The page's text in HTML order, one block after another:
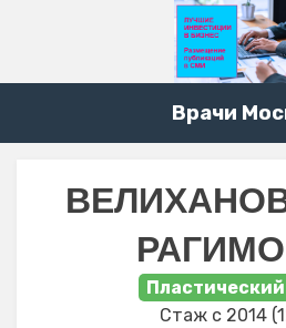
Врачи
Пластический
Стаж с 2014